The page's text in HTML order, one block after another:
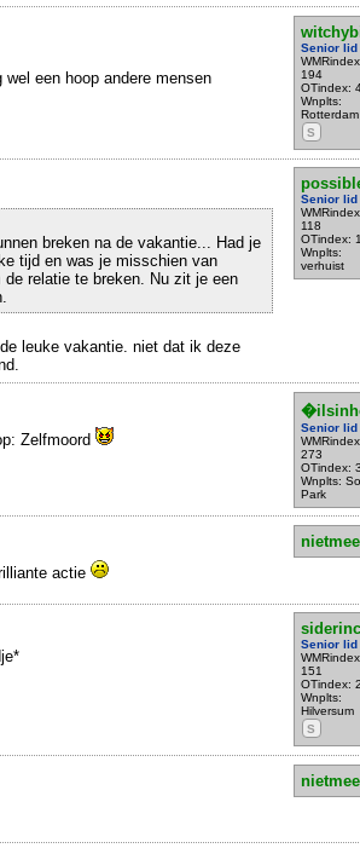
Senior lid
194
OTindex:
Wnplts:
Rotterdam
S
een hoop andere mensen
Senior lid
118
OTindex:
Wnplts:
verhuist
breken na de vakantie... Had je
tijd en was je misschien van
de relatie te breken. Nu zit je een
leuke vakantie. niet dat ik deze
Senior lid
273
OTindex:
Wnplts:
Park
Zelfmoord
actie
siderinc
Senior lid
151
OTindex:
Wnplts:
Hilversum
S